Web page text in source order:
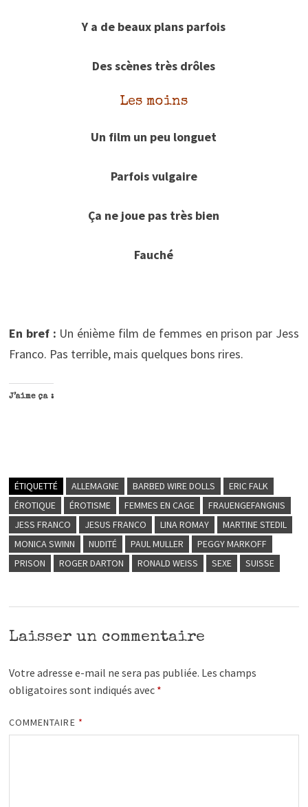
Y a de beaux plans parfois
Des scènes très drôles
Les moins
Un film un peu longuet
Parfois vulgaire
Ça ne joue pas très bien
Fauché
En bref : Un énième film de femmes en prison par Jess
Franco. Pas terrible, mais quelques bons rires.
J’aime ça :
ÉTIQUETTÉ ALLEMAGNE BARBED WIRE DOLLS
ERIC FALK
ÉROTIQUE
ÉROTISME FEMMES EN CAGE
FRAUENGEFANGNIS
JESS FRANCO
JESUS FRANCO LINA ROMAY
MARTINE STEDIL
MONICA SWINN
NUDITÉ PAUL MULLER
PEGGY MARKOFF
PRISON
ROGER DARTON RONALD WEISS SEXE SUISSE
Laisser un commentaire
Votre adresse e-mail ne sera pas publiée. Les champs
obligatoires sont indiqués avec *
COMMENTAIRE *